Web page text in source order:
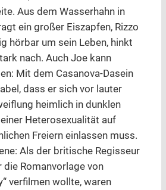
Aus dem Wasserhahn in
ein großer Eiszapfen, Rizzo
hörbar um sein Leben, hinkt
nach. Auch Joe kann
Mit dem Casanova-Dasein
dass er sich vor lauter
heimlich in dunklen
Heterosexualität auf
Freiern einlassen muss.
Als der britische Regisseur
die Romanvorlage von
verfilmen wollte, waren